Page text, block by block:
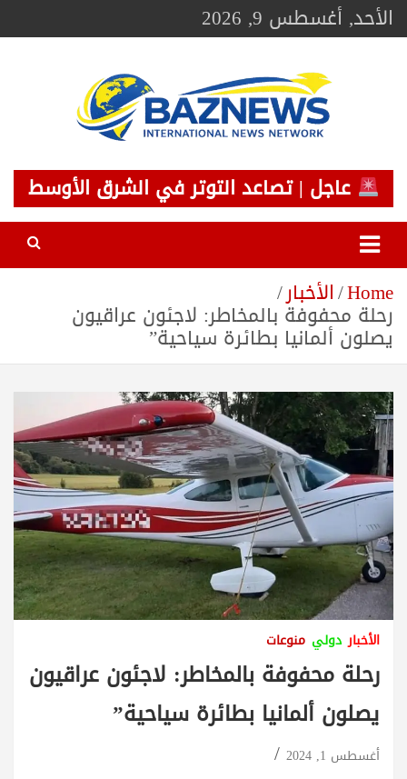
Skip
toالأحد, أغسطس 9, 2026
BAZNEWS
شبكة باز الإخبارية
عاجل | تصاعد التوتر في الشرق الأوسط
Home الأخبار
رحلة محفوفة بالمخاطر: لاجئون عراقيون
يصلون ألمانيا بطائرة سياحية”
الأخبار دولي منوعات
رحلة محفوفة بالمخاطر: لاجئون عراقيون
يصلون ألمانيا بطائرة سياحية”
أغسطس 1, 2024